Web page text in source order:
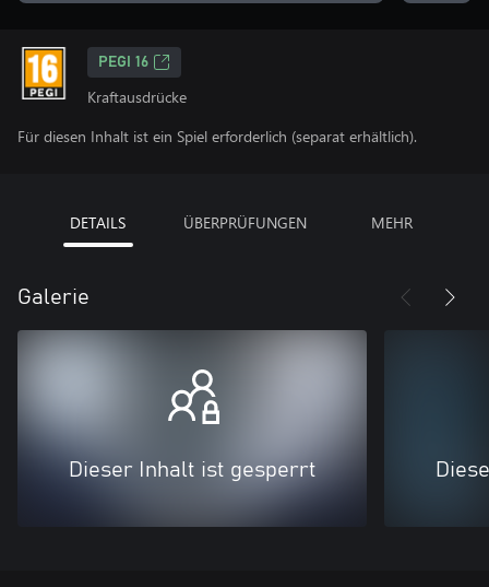
PEGI 16
Kraftausdrücke
Für diesen Inhalt ist ein Spiel erforderlich (separat erhältlich).
DETAILS ÜBERPRÜFUNGEN MEHR
Galerie
Dieser Inhalt ist gesperrt